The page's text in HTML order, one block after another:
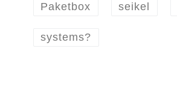
Paketbox seikel
systems?